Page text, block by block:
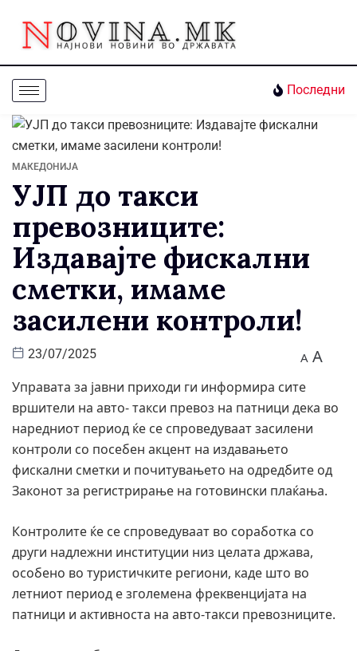
Последни
МАКЕДОНИЈА
УЈП до такси
превозниците:
Издавајте фискални
сметки, имаме
засилени контроли!
23/07/2025 A A
Управата за јавни приходи ги информира сите
вршители на авто- такси превоз на патници дека во
наредниот период ќе се спроведуваат засилени
контроли со посебен акцент на издавањето
фискални сметки и почитувањето на одредбите од
Законот за регистрирање на готовински плаќања.
Контролите ќе се спроведуваат во соработка со
други надлежни институции низ целата држава,
особено во туристичките региони, каде што во
летниот период е зголемена фреквенцијата на
патници и активноста на авто-такси превозниците.